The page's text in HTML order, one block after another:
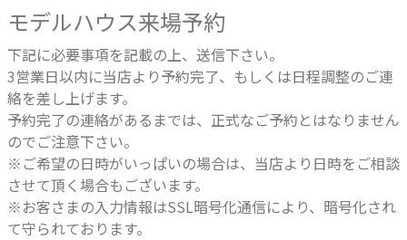
モデルハウス来場予約
下記に必要事項を記載の上、送信下さい。
3営業日以内に当店より予約完了、もしくは日程調整のご連
絡を差し上げます。
予約完了の連絡があるまでは、正式なご予約とはなりません
のでご注意下さい。
※ご希望の日時がいっぱいの場合は、当店より日時をご相談
させて頂く場合もございます。
※お客さまの入力情報はSSL暗号化通信により、暗号化され
て守られております。